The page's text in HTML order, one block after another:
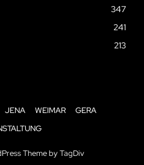
347
241
213
JENA WEIMAR
GERA
Theme by TagDiv